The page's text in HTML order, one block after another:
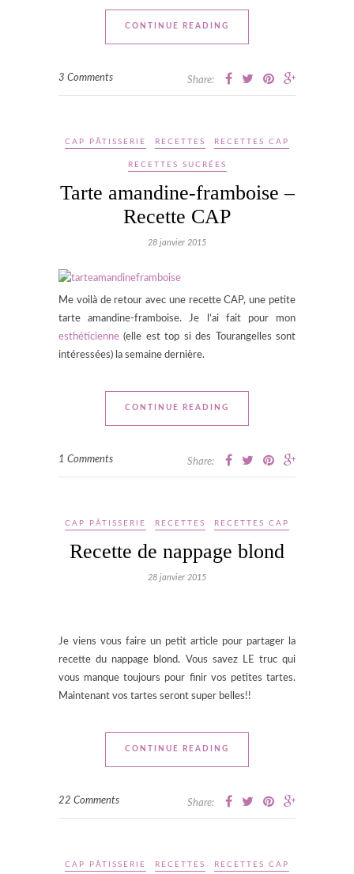
CONTINUE READING
3 Comments Share:
CAP PÂTISSERIE RECETTES RECETTES CAP
RECETTES SUCRÉES
Tarte amandine-framboise –
Recette CAP
28 janvier 2015
Me voilà de retour avec une recette CAP, une petite
tarte amandine-framboise. Je l’ai fait pour mon
esthéticienne(elle est top si des Tourangelles sont
intéressées) la semaine dernière.
CONTINUE READING
1 Comments Share:
CAP PÂTISSERIE RECETTES RECETTES CAP
Recette de nappage blond
28 janvier 2015
Je viens vous faire un petit article pour partager la
recette du nappage blond. Vous savez LE truc qui
vous manque toujours pour finir vos petites tartes.
Maintenant vos tartes seront super belles!!
CONTINUE READING
22 Comments Share:
CAP PÂTISSERIE RECETTES RECETTES CAP